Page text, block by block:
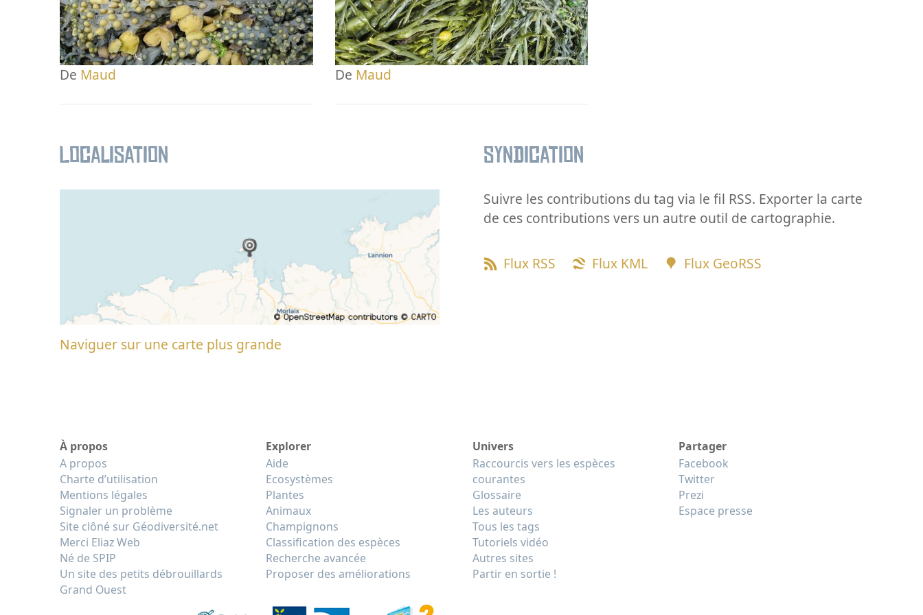
De Maud De Maud
Localisation
Naviguer sur une carte plus grande
Syndication
Suivre les contributions du tag via le fil RSS. Exporter la carte
de ces contributions vers un autre outil de cartographie.
Flux RSS Flux KML Flux GeoRSS
À propos
A propos
Charte d’utilisation
Mentions légales
Signaler un problème
Site clôné sur Géodiversité.net
Merci Eliaz Web
Né de SPIP
Un site des petits débrouillards
Grand Ouest
Explorer
Aide
Ecosystèmes
Plantes
Animaux
Champignons
Classification des espèces
Recherche avancée
Proposer des améliorations
Univers
Raccourcis vers les espèces
courantes
Glossaire
Les auteurs
Tous les tags
Tutoriels vidéo
Autres sites
Partir en sortie !
Partager
Facebook
Twitter
Prezi
Espace presse